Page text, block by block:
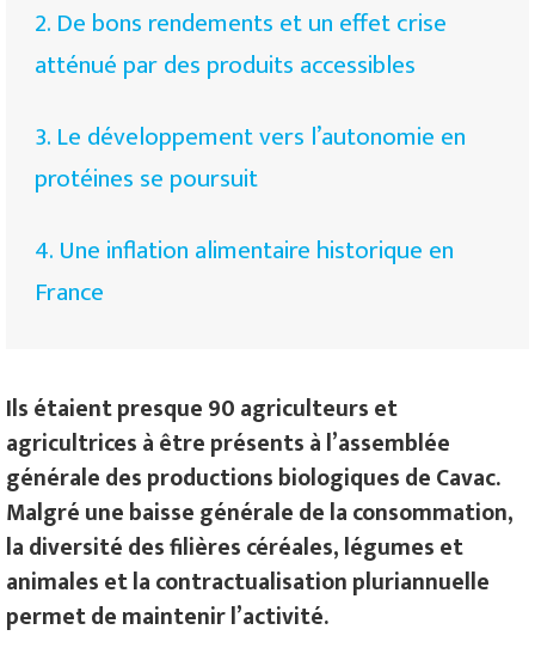
2. De bons rendements et un effet crise
atténué par des produits accessibles
3. Le développement vers l’autonomie en
protéines se poursuit
4. Une inflation alimentaire historique en
France
Ils étaient presque 90 agriculteurs et
agricultrices à être présents à l’assemblée
générale des productions biologiques de Cavac.
Malgré une baisse générale de la consommation,
la diversité des filières céréales, légumes et
animales et la contractualisation pluriannuelle
permet de maintenir l’activité.